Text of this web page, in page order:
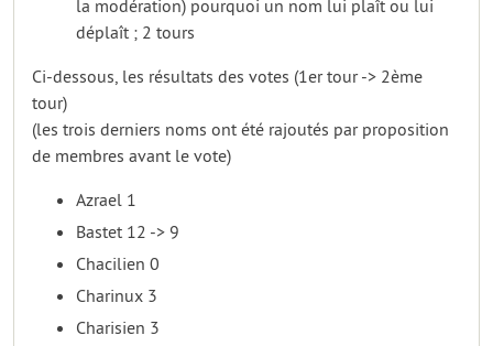
la modération) pourquoi un nom lui plaît ou lui
déplaît ; 2 tours
Ci-dessous, les résultats des votes (1er tour -> 2ème
tour)
(les trois derniers noms ont été rajoutés par proposition
de membres avant le vote)
Azrael 1
Bastet 12 -> 9
Chacilien 0
Charinux 3
Charisien 3